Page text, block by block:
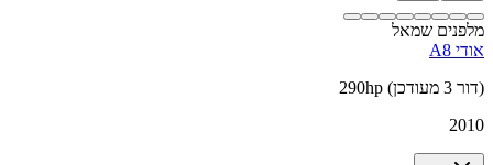
מלפנים שמאל
אודי A8
290hp (דור 3 מעודכן)
2010